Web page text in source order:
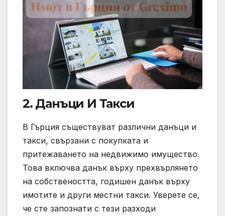
2. Данъци И Такси
В Гърция съществуват различни данъци и
такси, свързани с покупката и
притежаването на недвижимо имущество.
Това включва данък върху прехвърлянето
на собствеността, годишен данък върху
имотите и други местни такси. Уверете се,
че сте запознати с тези разходи